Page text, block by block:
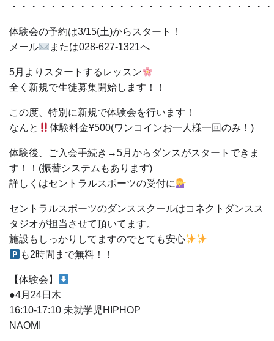
・・・・・・・・・・・・・・・・・・・・・・・・・・
体験会の予約は3/15(土)からスタート！
メール
または028-627-1321へ
5月よりスタートするレッスン
全く新規で生徒募集開始します！！
この度、特別に新規で体験会を行います！
なんと
体験料金¥500(ワンコインお一人様一回のみ！)
体験後、ご入会手続き→5月からダンスがスタートできま
す！！(振替システムもあります)
詳しくはセントラルスポーツの受付に
セントラルスポーツのダンススクールはコネクトダンスス
タジオが担当させて頂いてます。
施設もしっかりしてますのでとても安心
も2時間まで無料！！
【体験会】
●4月24日木
16:10-17:10 未就学児HIPHOP
NAOMI